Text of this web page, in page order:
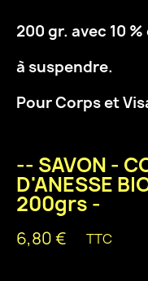
200 gr. avec 10 %
à suspendre.
Pour Corps et
-- SAVON -
D'ANESSE
200grs -
6,80 € TTC